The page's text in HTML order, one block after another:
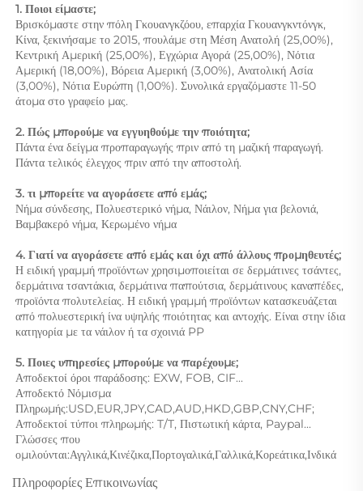
1. Ποιοι είμαστε;
Βρισκόμαστε στην πόλη Γκουανγκζόου, επαρχία Γκουανγκντόνγκ,
Κίνα, ξεκινήσαμε το 2015, πουλάμε στη Μέση Ανατολή (25,00%),
Κεντρική Αμερική (25,00%), Εγχώρια Αγορά (25,00%), Νότια
Αμερική (18,00%), Βόρεια Αμερική (3,00%), Ανατολική Ασία
(3,00%), Νότια Ευρώπη (1,00%). Συνολικά εργαζόμαστε 11-50
άτομα στο γραφείο μας.
2. Πώς μπορούμε να εγγυηθούμε την ποιότητα;
Πάντα ένα δείγμα προπαραγωγής πριν από τη μαζική παραγωγή.
Πάντα τελικός έλεγχος πριν από την αποστολή.
3. τι μπορείτε να αγοράσετε από εμάς;
Νήμα σύνδεσης, Πολυεστερικό νήμα, Νάιλον, Νήμα για βελονιά,
Βαμβακερό νήμα, Κερωμένο νήμα
4. Γιατί να αγοράσετε από εμάς και όχι από άλλους προμηθευτές;
Η ειδική γραμμή προϊόντων χρησιμοποιείται σε δερμάτινες τσάντες,
δερμάτινα τσαντάκια, δερμάτινα παπούτσια, δερμάτινους καναπέδες,
προϊόντα πολυτελείας. Η ειδική γραμμή προϊόντων κατασκευάζεται
από πολυεστερική ίνα υψηλής ποιότητας και αντοχής. Είναι στην ίδια
κατηγορία με τα νάιλον ή τα σχοινιά PP
5. Ποιες υπηρεσίες μπορούμε να παρέχουμε;
Αποδεκτοί όροι παράδοσης: EXW, FOB, CIF...
Αποδεκτό Νόμισμα
Πληρωμής:USD,EUR,JPY,CAD,AUD,HKD,GBP,CNY,CHF;
Αποδεκτοί τύποι πληρωμής: T/T, Πιστωτική κάρτα, Paypal...
Γλώσσες που
ομιλούνται:Αγγλικά,Κινέζικα,Πορτογαλικά,Γαλλικά,Κορεάτικα,Ινδικά
Πληροφορίες Επικοινωνίας